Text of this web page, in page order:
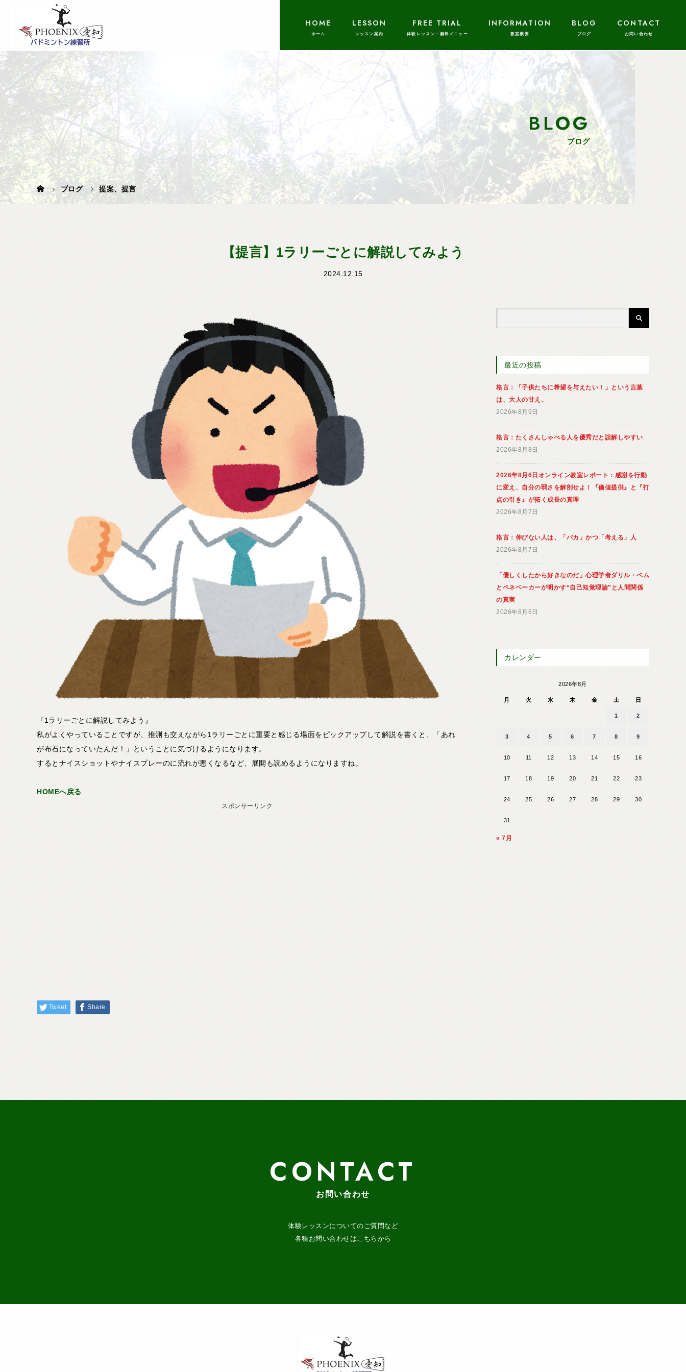
HOME LESSON FREE TRIAL INFORMATION BLOG CONTACT
BLOG
ブログ
ブログ 提案、提言
【提言】1ラリーごとに解説してみよう
2024.12.15
『1ラリーごとに解説してみよう』
私がよくやっていることですが、推測も交えながら1ラリーごとに重要と感じる場面をピックアップして解説を書くと、「あれ
が布石になっていたんだ！」ということに気づけるようになります。
するとナイスショットやナイスプレーのに流れが悪くなるなど、展開も読めるようになりますね。
HOMEへ戻る
スポンサーリンク
Tweet Share
最近の投稿
格言：「子供たちに希望を与えたい！」という言葉
は、大人の甘え。
2026年8月9日
格言：たくさんしゃべる人を優秀だと誤解しやすい
2026年8月8日
2026年8月6日オンライン教室レポート：感謝を行動
に変え、自分の弱さを解剖せよ！『価値提供』と『打
点の引き』が拓く成長の真理
2026年8月7日
格言：伸びない人は、「バカ」かつ「考える」人
2026年8月7日
「優しくしたから好きなのだ」心理学者ダリル・ベム
とペネベーカーが明かす“自己知覚理論”と人間関係
の真実
2026年8月6日
カレンダー
2026年8月
月 火 水 木 金 土 日
1 2
3 4 5 6 7 8 9
10 11 12 13 14 15 16
17 18 19 20 21 22 23
24 25 26 27 28 29 30
31
« 7月
CONTACT
お問い合わせ
体験レッスンについてのご質問など
各種お問い合わせはこちらから